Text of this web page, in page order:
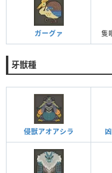
ガーグァ 隻
牙獣種
侵獣アオアシラ